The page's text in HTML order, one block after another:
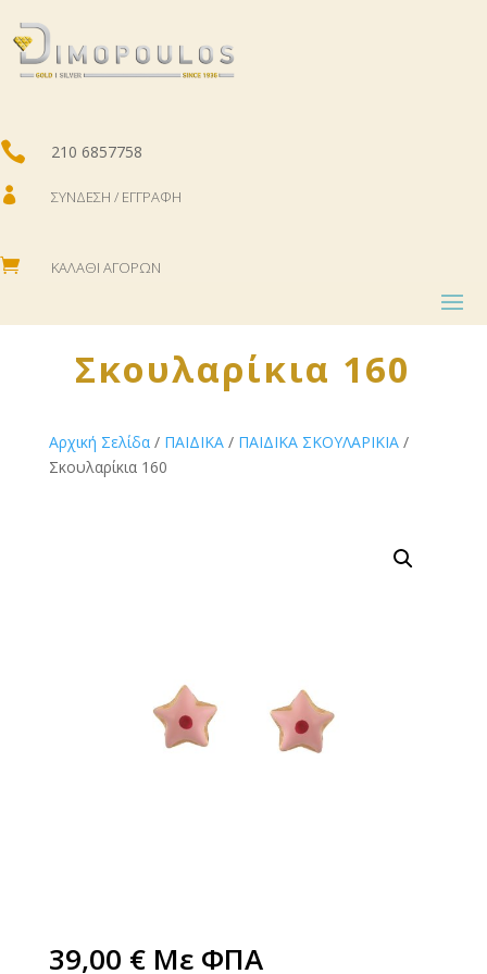
 210 6857758
 ΣΎΝΔΕΣΗ / ΕΓΓΡΑΦΉ
 ΚΑΛΆΘΙ ΑΓΟΡΏΝ
Σκουλαρίκια 160
Αρχική Σελίδα/ ΠΑΙΔΙΚΑ/ ΠΑΙΔΙΚΑ ΣΚΟΥΛΑΡΙΚΙΑ/
Σκουλαρίκια 160
39,00 € Με ΦΠΑ